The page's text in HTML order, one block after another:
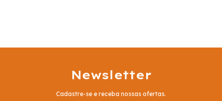
Newsletter
Cadastre-se e receba nossas ofertas.